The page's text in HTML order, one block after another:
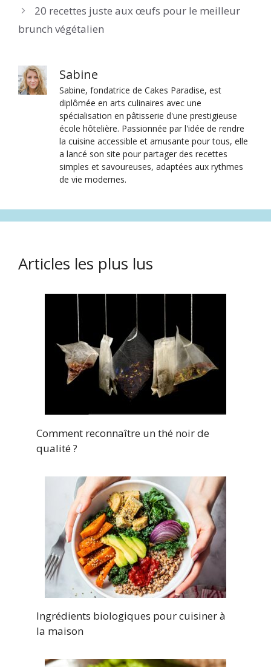
20 recettes juste aux œufs pour le meilleur
brunch végétalien
Sabine
Sabine, fondatrice de Cakes Paradise, est
diplômée en arts culinaires avec une
spécialisation en pâtisserie d'une prestigieuse
école hôtelière. Passionnée par l'idée de rendre
la cuisine accessible et amusante pour tous, elle
a lancé son site pour partager des recettes
simples et savoureuses, adaptées aux rythmes
de vie modernes.
Articles les plus lus
Comment reconnaître un thé noir de
qualité ?
Ingrédients biologiques pour cuisiner à
la maison